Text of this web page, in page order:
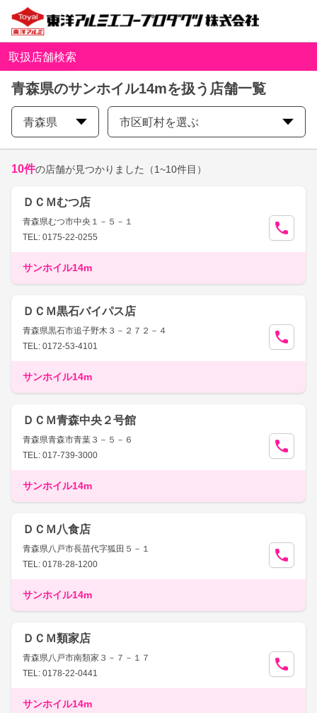
取扱店舗検索
青森県のサンホイル14mを扱う店舗一覧
青森県 市区町村を選ぶ
10件の店舗が見つかりました （1~10件目）
ＤＣＭむつ店
青森県むつ市中央１－５－１
TEL: 0175-22-0255
サンホイル14m
ＤＣＭ黒石バイパス店
青森県黒石市追子野木３－２７２－４
TEL: 0172-53-4101
サンホイル14m
ＤＣＭ青森中央２号館
青森県青森市青葉３－５－６
TEL: 017-739-3000
サンホイル14m
ＤＣＭ八食店
青森県八戸市長苗代字狐田５－１
TEL: 0178-28-1200
サンホイル14m
ＤＣＭ類家店
青森県八戸市南類家３－７－１７
TEL: 0178-22-0441
サンホイル14m